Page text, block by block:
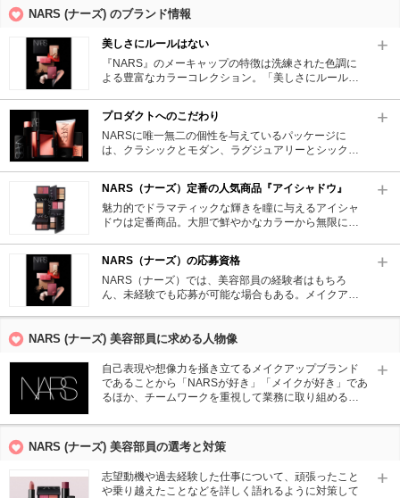
NARS (ナーズ) のブランド情報
美しさにルールはない
『NARS』のメーキャップの特徴は洗練された色調に
よる豊富なカラーコレクション。「美しさにルールは
ないその人が心地よく感じる個性を活かした美しさを
提唱。
プロダクトへのこだわり
NARSに唯一無二の個性を与えているパッケージに
は、クラシックとモダン、ラグジュアリーとシックが
品だけでなくブランドのすべてに貫かれている。
NARS（ナーズ）定番の人気商品『アイシャドウ』
魅力的でドラマティックな輝きを瞳に与えるアイシャ
ドウは定番商品。大胆で鮮やかなカラーから無限に広
NARS（ナーズ）の応募資格
NARS（ナーズ）では、美容部員の経験者はもちろ
ん、未経験でも応募が可能な場合もある。メイクアッ
卒業していれば、美容部員の経験がなくても応募可能
をチェック。
NARS (ナーズ) 美容部員に求める人物像
自己表現や想像力を掻き立てるメイクアップブランド
であることから「NARSが好き」「メイクが好き」であ
るほか、チームワークを重視して業務に取り組めるこ
NARS (ナーズ) 美容部員の選考と対策
志望動機や過去経験した仕事について、頑張ったこと
や乗り越えたことなどを詳しく語れるように対策して